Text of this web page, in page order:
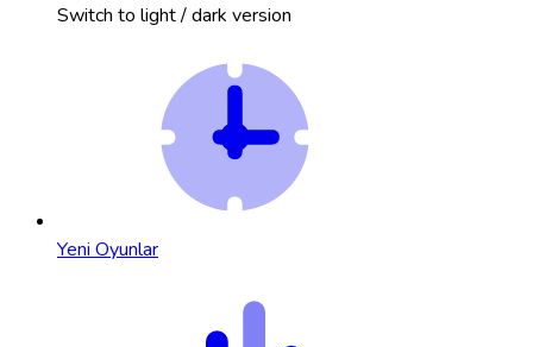
Switch to light / dark version
Yeni Oyunlar